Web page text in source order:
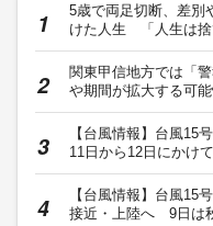
5歳で両足切断、差別
けた人生 「人生は捨
関東甲信地方では「
や期間が拡大する可
【台風情報】台風15
11日から12日にかけ
【台風情報】台風15
接近・上陸へ 9日は